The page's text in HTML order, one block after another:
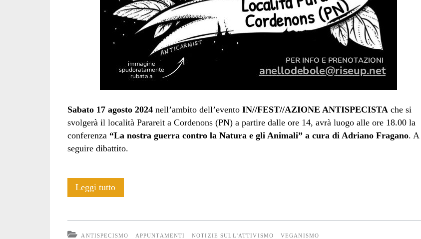
Sabato 17 agosto 2024nell’ambito dell’evento IN//FEST//AZIONE ANTISPECISTA che si
svolgerà il località Parareit a Cordenons (PN) a partire dalle ore 14, avrà luogo alle ore 18.00 la
conferenza “La nostra guerra contro la Natura e gli Animali” a cura di Adriano Fragano. A
seguire dibattito.
Leggi tutto“La
ANTISPECISMO APPUNTAMENTI NOTIZIE SULL'ATTIVISMO VEGANISMO